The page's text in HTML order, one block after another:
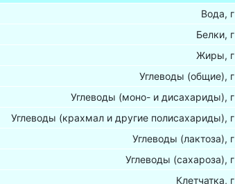
Вода, г
Белки, г
Жиры, г
Углеводы (общие), г
Углеводы (моно- и дисахариды), г
Углеводы (крахмал и другие полисахариды), г
Углеводы (лактоза), г
Углеводы (сахароза), г
Клетчатка, г